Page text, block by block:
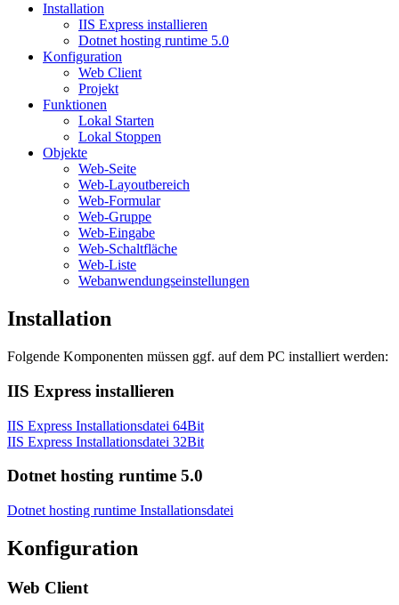
Installation
IIS Express installieren
Dotnet hosting runtime 5.0
Konfiguration
Web Client
Projekt
Funktionen
Lokal Starten
Lokal Stoppen
Objekte
Web-Seite
Web-Layoutbereich
Web-Formular
Web-Gruppe
Web-Eingabe
Web-Schaltfläche
Web-Liste
Webanwendungseinstellungen
Installation
Folgende Komponenten müssen ggf. auf dem PC installiert werden:
IIS Express installieren
IIS Express Installationsdatei 64Bit
IIS Express Installationsdatei 32Bit
Dotnet hosting runtime 5.0
Dotnet hosting runtime Installationsdatei
Konfiguration
Web Client